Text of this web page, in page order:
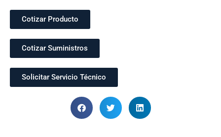
Cotizar Producto
Cotizar Suministros
Solicitar Servicio Técnico